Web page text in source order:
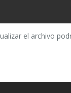
el archivo